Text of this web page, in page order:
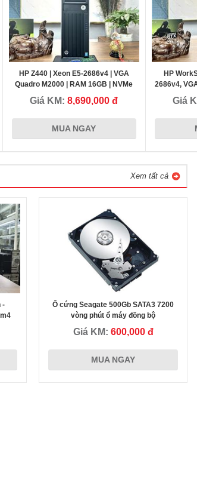
HP Z440 | Xeon E5-2686v4 | VGA
Quadro M2000 | RAM 16GB | NVMe
256GB - Giá tốt
Giá KM:8,690,000 đ
MUA NGAY
HP
2686v4,
Giá
Xem tất cả
-
Ổ cứng Seagate 500Gb SATA3 7200
vòng phút ổ máy đồng bộ
Giá KM: 600,000 đ
MUA NGAY
Chị Trân - Nha Trang Khánh Hòa
động nói thẳng vào vấn đề khi cung cấp máy tính iMac